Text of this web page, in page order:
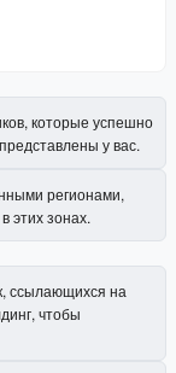
которые успешно
у вас.
регионами,
этих зонах.
ссылающихся на
чтобы